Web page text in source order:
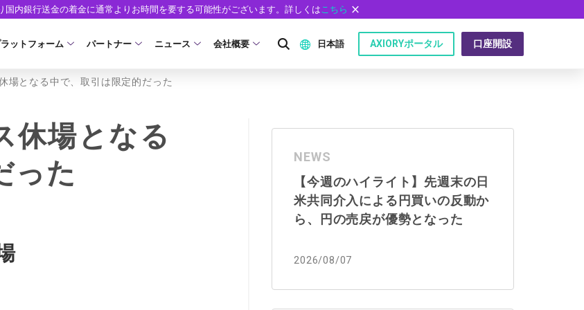
国内銀行送金の着金に通常よりお時間を要する可能性がございます。詳しくはこちら
スプレッド・手数料
ゼロカットとロスカット
口座開設フォーム
必要書類
ットフォーム
MT4/MT5 ヒストリカルデータ
EA(エキスパートアドバイザー)
パートナー
イントロデュース・パートナープログラム（IP）
特別・VIPプログラム
ニュース
お知らせ
マーケットニュース
会社概要 日本語
日本語
عربى
Русский
Español
Tiếng Việt
AXIORYポータル 口座開設
場となる中で、取引は限定的だった
休場となる
った
NEWS
【今週のハイライト】先週末の日
米共同介入による円買いの反動か
ら、円の売戻が優勢となった
2026/08/07